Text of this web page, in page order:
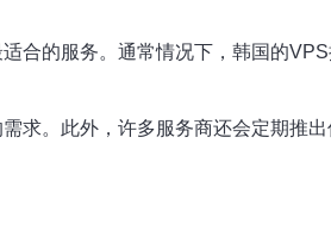
合的服务。通常情况下，韩国的
求。此外，许多服务商还会定期推